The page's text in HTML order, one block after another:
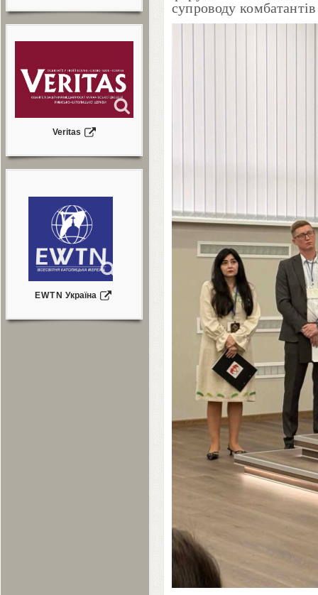
Veritas
EWTN Україна
супроводу